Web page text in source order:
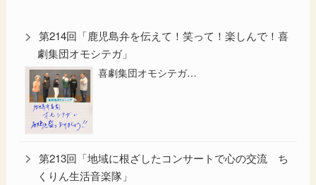
第214回「鹿児島弁を伝えて！笑って！楽しんで！喜
劇集団オモシテガ」
喜劇集団オモシテガ…
第213回「地域に根ざしたコンサートで心の交流 ち
くりん生活音楽隊」